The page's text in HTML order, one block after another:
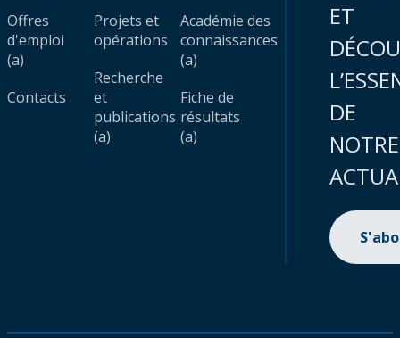
Offres
d'emploi
(a)
Contacts
Projets et
opérations
Recherche
et
publications
(a)
Académie des
connaissances
(a)
Fiche de
résultats
(a)
ET
DE
NOTRE